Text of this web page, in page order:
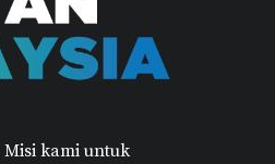
Misi kami untuk